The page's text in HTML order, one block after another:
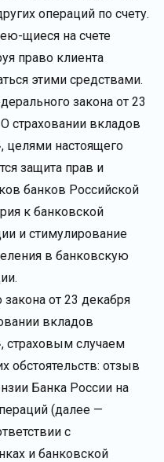
операций по счету.
щиеся на счете
право клиента
этими средствами.
закона от 23
страховании вкладов
целями настоящего
защита прав и
банков Российской
к банковской
и стимулирование
в банковскую
закона от 23 декабря
вкладов
страховым случаем
обстоятельств: отзыв
Банка России на
(далее —
с
и банковской